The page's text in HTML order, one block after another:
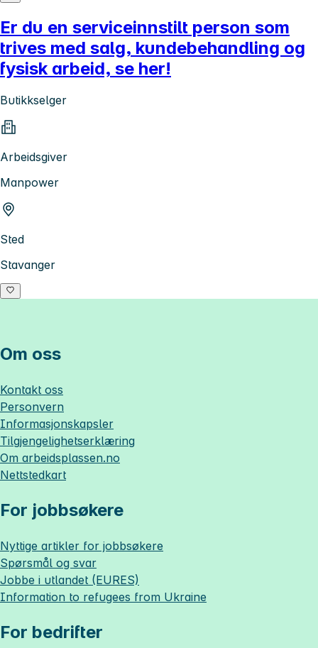
Er du en serviceinnstilt person som
trives med salg, kundebehandling og
fysisk arbeid, se her!
Butikkselger
Arbeidsgiver
Manpower
Sted
Stavanger
Om oss
Kontakt oss
Personvern
Informasjonskapsler
Tilgjengelighetserklæring
Om arbeidsplassen.no
Nettstedkart
For jobbsøkere
Nyttige artikler for jobbsøkere
Spørsmål og svar
Jobbe i utlandet (EURES)
Information to refugees from Ukraine
For bedrifter